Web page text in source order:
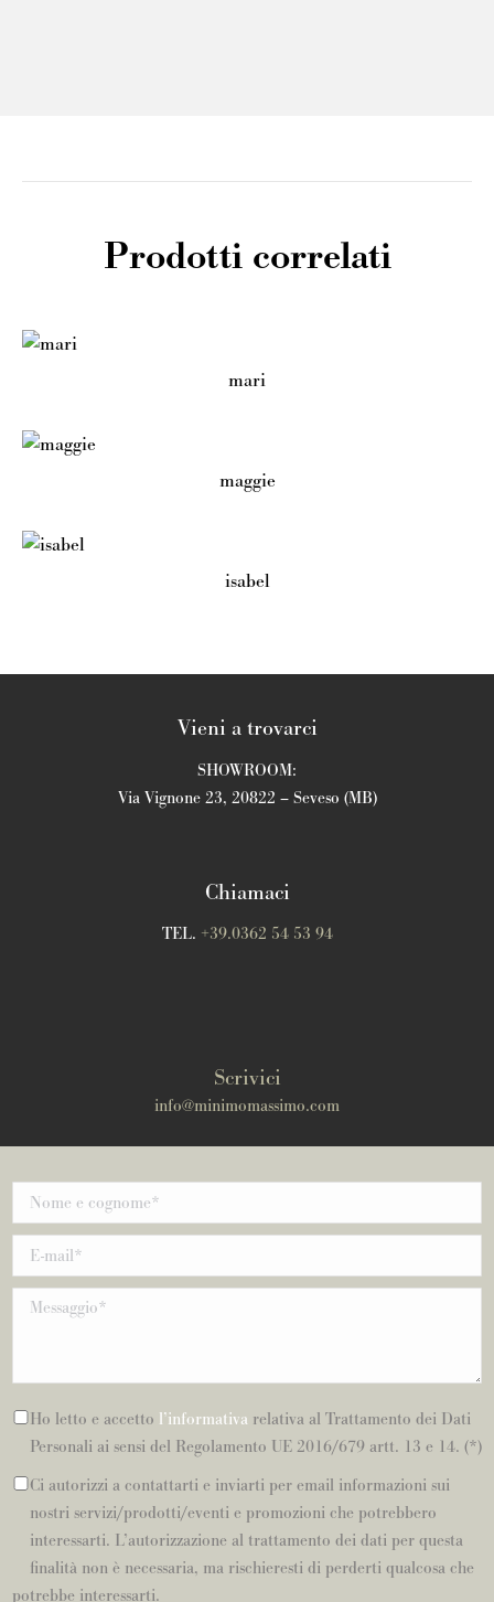
Prodotti correlati
mari
maggie
isabel
Vieni a trovarci
SHOWROOM:
Via Vignone 23, 20822 – Seveso (MB)
Chiamaci
TEL. +39.0362 54 53 94
Scrivici
info@minimomassimo.com
Ho letto e accetto l’informativa relativa al Trattamento dei Dati
Personali ai sensi del Regolamento UE 2016/679 artt. 13 e 14. (*)
Ci autorizzi a contattarti e inviarti per email informazioni sui
nostri servizi/prodotti/eventi e promozioni che potrebbero
interessarti. L’autorizzazione al trattamento dei dati per questa
finalità non è necessaria, ma rischieresti di perderti qualcosa che
potrebbe interessarti.